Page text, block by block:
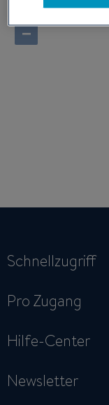
−
Schnellzugriff
Pro Zugang
Hilfe-Center
Newsletter